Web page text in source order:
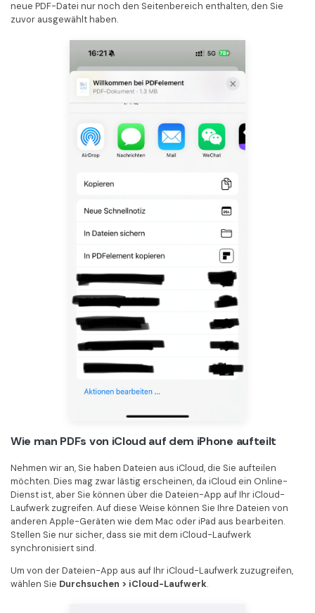
neue PDF-Datei nur noch den Seitenbereich enthalten, den Sie
zuvor ausgewählt haben.
Wie man PDFs von iCloud auf dem iPhone aufteilt
Nehmen wir an, Sie haben Dateien aus iCloud, die Sie aufteilen
möchten. Dies mag zwar lästig erscheinen, da iCloud ein Online-
Dienst ist, aber Sie können über die Dateien-App auf Ihr iCloud-
Laufwerk zugreifen. Auf diese Weise können Sie Ihre Dateien von
anderen Apple-Geräten wie dem Mac oder iPad aus bearbeiten.
Stellen Sie nur sicher, dass sie mit dem iCloud-Laufwerk
synchronisiert sind.
Um von der Dateien-App aus auf Ihr iCloud-Laufwerk zuzugreifen,
wählen Sie Durchsuchen > iCloud-Laufwerk.